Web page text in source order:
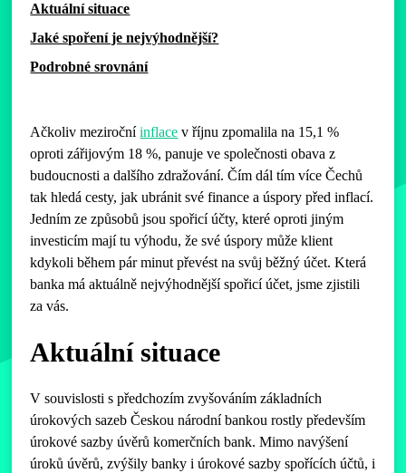
Aktuální situace
Jaké spoření je nejvýhodnější?
Podrobné srovnání
Ačkoliv meziročníinflace v říjnu zpomalila na 15,1 %
oproti zářijovým 18 %, panuje ve společnosti obava z
budoucnosti a dalšího zdražování. Čím dál tím více Čechů
tak hledá cesty, jak ubránit své finance a úspory před inflací.
Jedním ze způsobů jsou spořicí účty, které oproti jiným
investicím mají tu výhodu, že své úspory může klient
kdykoli během pár minut převést na svůj běžný účet. Která
banka má aktuálně nejvýhodnější spořicí účet, jsme zjistili
za vás.
Aktuální situace
V souvislosti s předchozím zvyšováním základních
úrokových sazeb Českou národní bankou rostly především
úrokové sazby úvěrů komerčních bank. Mimo navýšení
úroků úvěrů, zvýšily banky i úrokové sazby spořících účtů, i